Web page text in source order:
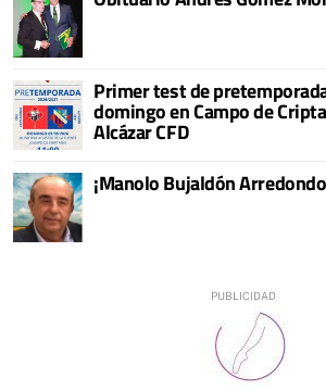
Primer test de
domingo en Campo de
Alcázar CFD
¡Manolo Bujaldón